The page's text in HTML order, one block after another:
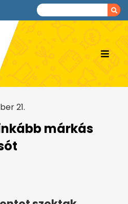
21.
márkás